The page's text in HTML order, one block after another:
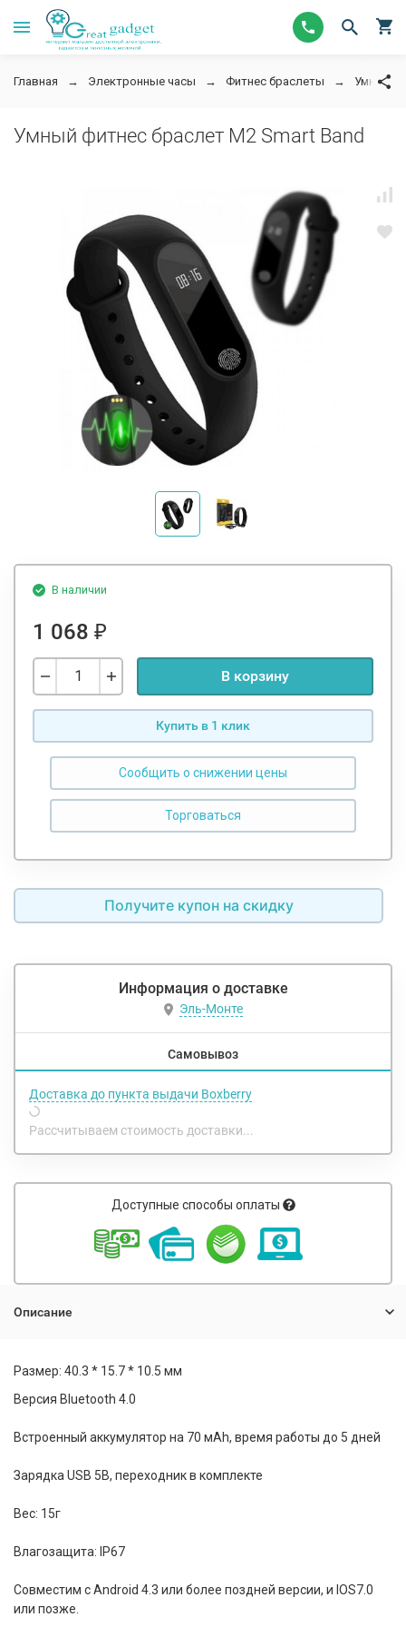
Главная Электронные часы Фитнес браслеты Умный
Умный фитнес браслет M2 Smart Band
В наличии
1 068 ₽
В корзину
Купить в 1 клик
Сообщить о снижении цены
Получите купон на скидку
Информация о доставке
Эль-Монте
Самовывоз
Доставка до пункта выдачи Boxberry
Рассчитываем стоимость доставки...
Доступные способы оплаты
Описание
Размер: 40.3 * 15.7 * 10.5 мм
Версия Bluetooth 4.0
Встроенный аккумулятор на 70 мАh, время работы до 5 дней
Зарядка USB 5В, переходник в комплекте
Вес: 15г
Влагозащита: IP67
Совместим с Android 4.3 или более поздней версии, и IOS7.0
или позже.